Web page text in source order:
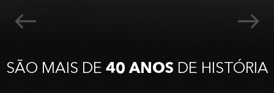
SÃO MAIS DE 40 ANOS DE HISTÓRIA